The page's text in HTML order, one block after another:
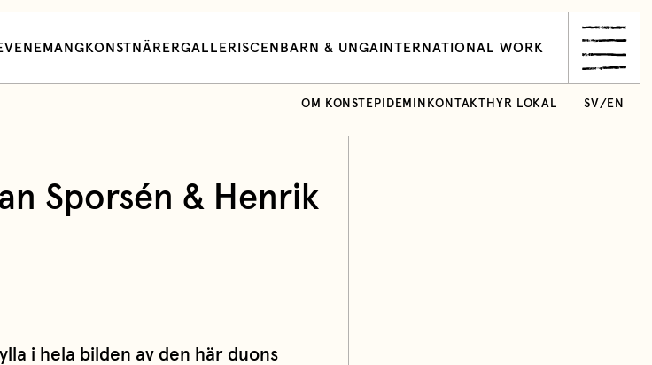
KONSTNÄRERGALLERI SCEN BARN & UNGA INTERNATIONAL WORK
OM KONSTEPIDEMIN KONTAKT HYR LOKAL SV/ EN
Sporsén & Henrik
i hela bilden av den här duons